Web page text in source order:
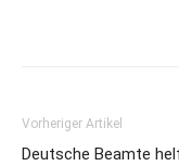
Vorheriger Artikel
Deutsche Beamte